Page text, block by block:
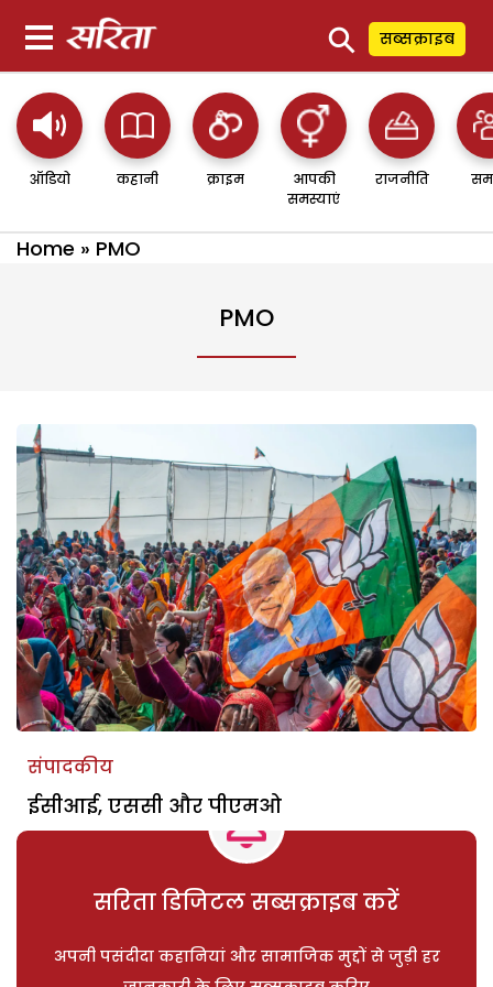
⚲ सब्सक्राइब
ऑडियो कहानी क्राइम
आपकी
समस्याएं
राजनीति
Home » PMO
PMO
संपादकीय
ईसीआई, एससी और पीएमओ
सरिता डिजिटल सब्सक्राइब करें
अपनी पसंदीदा कहानियां और सामाजिक मुद्दों से जुड़ी हर